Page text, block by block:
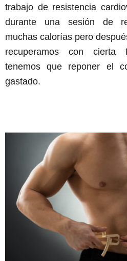
trabajo de resistencia
durante una sesión de
muchas calorías pero
recuperamos con cierta
tenemos que reponer el
gastado.